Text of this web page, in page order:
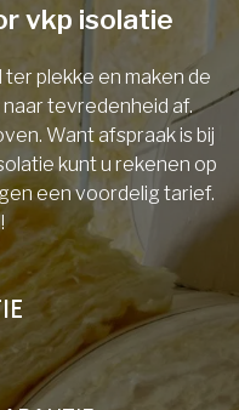
vkp isolatie
plekke en maken de
tevredenheid af.
Want afspraak is bij
kunt u rekenen op
een voordelig tarief.